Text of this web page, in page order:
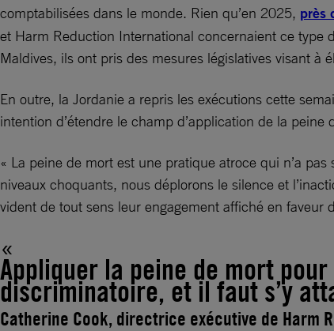
comptabilisées dans le monde. Rien qu’en 2025, près
et Harm Reduction International concernaient ce type
Maldives, ils ont pris des mesures législatives visant à
En outre, la Jordanie a repris les exécutions cette
intention d’étendre le champ d’application de la
« La peine de mort est une pratique atroce qui n’a
niveaux choquants, nous déplorons le silence et
vident de tout sens leur engagement affiché en faveur
Appliquer la peine de mort
discriminatoire, et il faut s’y
Catherine Cook, directrice exécutive de Harm